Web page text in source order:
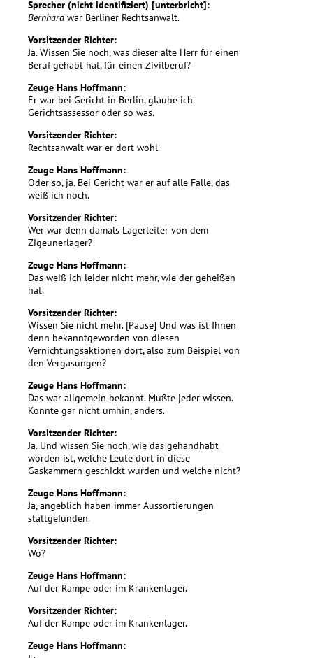
Sprecher (nicht identifiziert) [unterbricht]:
Bernhardwar Berliner Rechtsanwalt.
Vorsitzender Richter:
Ja. Wissen Sie noch, was dieser alte Herr für einen
Beruf gehabt hat, für einen Zivilberuf?
Zeuge Hans Hoffmann:
Er war bei Gericht in Berlin, glaube ich.
Gerichtsassessor oder so was.
Vorsitzender Richter:
Rechtsanwalt war er dort wohl.
Zeuge Hans Hoffmann:
Oder so, ja. Bei Gericht war er auf alle Fälle, das
weiß ich noch.
Vorsitzender Richter:
Wer war denn damals Lagerleiter von dem
Zigeunerlager?
Zeuge Hans Hoffmann:
Das weiß ich leider nicht mehr, wie der geheißen
hat.
Vorsitzender Richter:
Wissen Sie nicht mehr. [Pause] Und was ist Ihnen
denn bekanntgeworden von diesen
Vernichtungsaktionen dort, also zum Beispiel von
den Vergasungen?
Zeuge Hans Hoffmann:
Das war allgemein bekannt. Mußte jeder wissen.
Konnte gar nicht umhin, anders.
Vorsitzender Richter:
Ja. Und wissen Sie noch, wie das gehandhabt
worden ist, welche Leute dort in diese
Gaskammern geschickt wurden und welche nicht?
Zeuge Hans Hoffmann:
Ja, angeblich haben immer Aussortierungen
stattgefunden.
Vorsitzender Richter:
Wo?
Zeuge Hans Hoffmann:
Auf der Rampe oder im Krankenlager.
Vorsitzender Richter:
Auf der Rampe oder im Krankenlager.
Zeuge Hans Hoffmann: